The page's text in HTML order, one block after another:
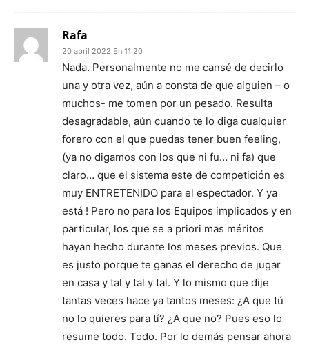
Rafa
20 abril 2022 En 11:20
Nada. Personalmente no me cansé de decirlo
una y otra vez, aún a consta de que alguien – o
muchos- me tomen por un pesado. Resulta
desagradable, aún cuando te lo diga cualquier
forero con el que puedas tener buen feeling,
(ya no digamos con los que ni fu… ni fa) que
claro… que el sistema este de competición es
muy ENTRETENIDO para el espectador. Y ya
está ! Pero no para los Equipos implicados y en
particular, los que se a priori mas méritos
hayan hecho durante los meses previos. Que
es justo porque te ganas el derecho de jugar
en casa y tal y tal y tal. Y lo mismo que dije
tantas veces hace ya tantos meses: ¿A que tú
no lo quieres para tí? ¿A que no? Pues eso lo
resume todo. Todo. Por lo demás pensar ahora